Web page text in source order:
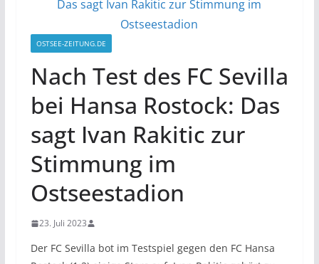
OSTSEE-ZEITUNG.DE
Nach Test des FC Sevilla
bei Hansa Rostock: Das
sagt Ivan Rakitic zur
Stimmung im
Ostseestadion
23. Juli 2023
Der FC Sevilla bot im Testspiel gegen den FC Hansa